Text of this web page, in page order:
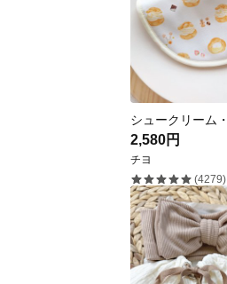
2,580円
チヨ
(4279)